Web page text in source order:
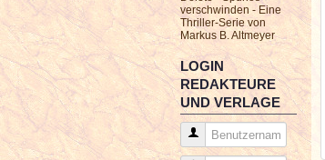
verschwinden - Eine
Thriller-Serie von
Markus B. Altmeyer
LOGIN
REDAKTEURE
UND VERLAGE
Benutzername